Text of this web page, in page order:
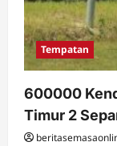
Tempatan
600000
Timur 2